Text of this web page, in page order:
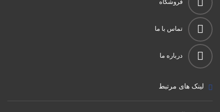
فروشگاه
تماس با ما
درباره ما
لینک های مرتبط